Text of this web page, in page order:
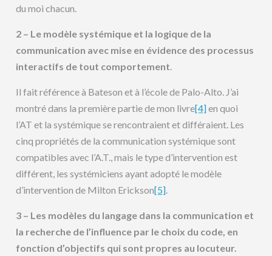
du moi chacun.
2 – Le modèle systémique et la logique de la
communication avec mise en évidence des processus
interactifs de tout comportement.
Il fait référence à Bateson et à l’école de Palo-Alto. J’ai
montré dans la première partie de mon livre[4]en quoi
l’AT et la systémique se rencontraient et différaient. Les
cinq propriétés de la communication systémique sont
compatibles avec l’A.T., mais le type d’intervention est
différent, les systémiciens ayant adopté le modèle
d’intervention de Milton Erickson[5].
3 – Les modèles du langage dans la communication et
la recherche de l’influence par le choix du code, en
fonction d’objectifs qui sont propres au locuteur.